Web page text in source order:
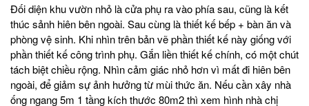
Đối diện khu vườn nhỏ là cửa phụ ra vào phía sau, cũng là kết
thúc sảnh hiên bên ngoài. Sau cùng là thiết kế bếp + bàn ăn và
phòng vệ sinh. Khi nhìn trên bản vẽ phần thiết kế này giống với
phần thiết kế công trình phụ. Gắn liền thiết kế chính, có một chút
tách biệt chiều rộng. Nhìn cảm giác nhỏ hơn vì mất đi hiên bên
ngoài, để giảm sự ảnh hưởng từ mùi thức ăn. Nếu cần xây nhà
ống ngang 5m 1 tầng kích thước 80m2 thì xem hình nhà chị